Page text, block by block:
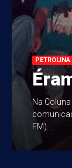
PETROLINA
Na
FM). ...